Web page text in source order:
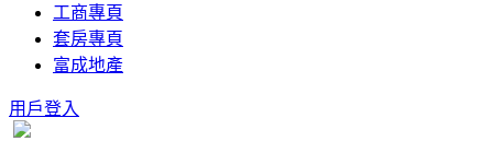
工商專頁
套房專頁
富成地產
用戶登入